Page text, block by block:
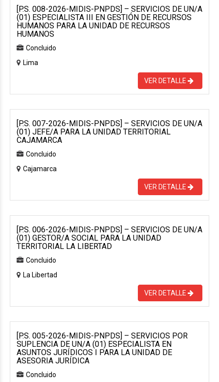
[P.S. 008-2026-MIDIS-PNPDS] – SERVICIOS DE UN/A
(01) ESPECIALISTA III EN GESTIÓN DE RECURSOS
HUMANOS PARA LA UNIDAD DE RECURSOS
HUMANOS
Concluido
Lima
VER DETALLE
[P.S. 007-2026-MIDIS-PNPDS] – SERVICIOS DE UN/A
(01) JEFE/A PARA LA UNIDAD TERRITORIAL
CAJAMARCA
Concluido
Cajamarca
VER DETALLE
[P.S. 006-2026-MIDIS-PNPDS] – SERVICIOS DE UN/A
(01) GESTOR/A SOCIAL PARA LA UNIDAD
TERRITORIAL LA LIBERTAD
Concluido
La Libertad
VER DETALLE
[P.S. 005-2026-MIDIS-PNPDS] – SERVICIOS POR
SUPLENCIA DE UN/A (01) ESPECIALISTA EN
ASUNTOS JURÍDICOS I PARA LA UNIDAD DE
ASESORIA JURÍDICA
Concluido